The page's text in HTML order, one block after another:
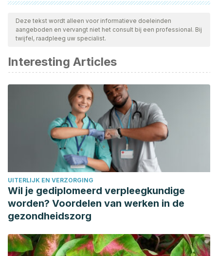
Alle aangehaalde bronnen zijn grondig gecontroleerd door
ons team om hun kwaliteit, betrouwbaarheid, actualiteit en
geldigheid te waarborgen. De bibliografie van dit artikel werd
Ahmed S, Sulaiman SA, Baig AA, Ibrahim M, Liaqat S, Fatima
S, Jabeen S, Shamim N, Othman NH. Honey as a Potential
Natural Antioxidant Medicine: An Insight into Its Molecular
Mechanisms of Action. Oxid Med Cell Longev. 2018 Jan
18;2018:8367846.
Ajibola A, Chamunorwa JP, Erlwanger KH. Nutraceutical
values of natural honey and its contribution to human health
and wealth. Nutr Metab (Lond). 2012 Jun 20;9:61.
Barr SI, McCarron DA, Heaney RP, Dawson-Hughes B,
Berga SL, Stern JS, Oparil S. Effects of increased
consumption of fluid milk on energy and nutrient intake,
body weight, and cardiovascular risk factors in healthy
Fakhr-Movahedi A, Mirmohammadkhani M, Ramezani H.
Effect of milk-honey mixture on the sleep quality of
Deze tekst wordt alleen voor informatieve doeleinden
aangeboden en vervangt niet het consult bij een professional. Bij
twijfel, raadpleeg uw specialist.
Interesting Articles
UITERLIJK EN VERZORGING
Wil je gediplomeerd verpleegkundige
worden? Voordelen van werken in de
gezondheidszorg